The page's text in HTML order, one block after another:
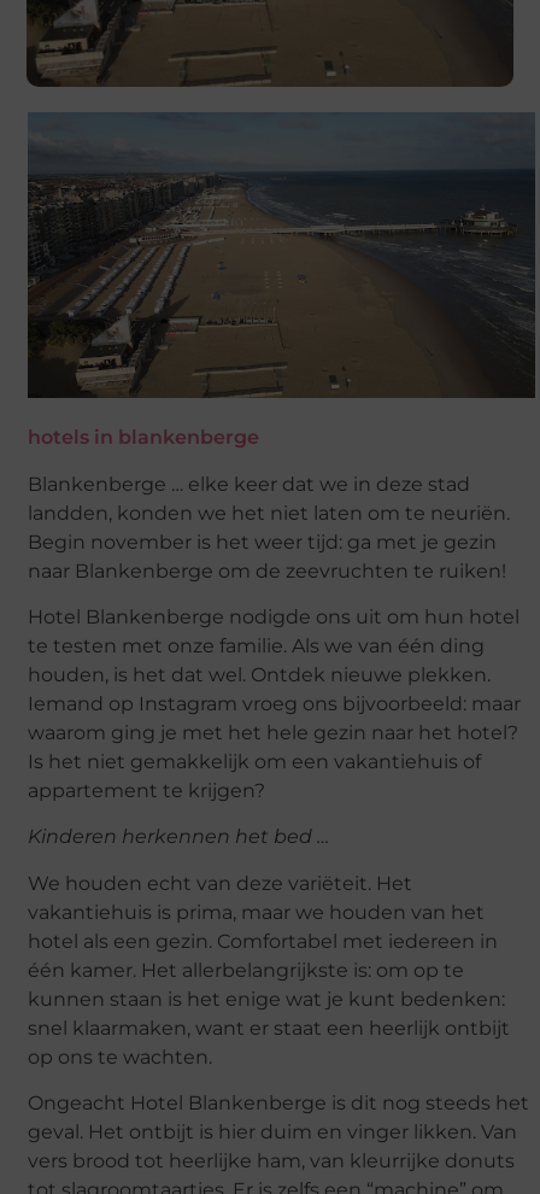
hotels in blankenberge
Blankenberge … elke keer dat we in deze stad
landden, konden we het niet laten om te neuriën.
Begin november is het weer tijd: ga met je gezin
naar Blankenberge om de zeevruchten te ruiken!
Hotel Blankenberge nodigde ons uit om hun hotel
te testen met onze familie. Als we van één ding
houden, is het dat wel. Ontdek nieuwe plekken.
Iemand op Instagram vroeg ons bijvoorbeeld: maar
waarom ging je met het hele gezin naar het hotel?
Is het niet gemakkelijk om een ​​vakantiehuis of
appartement te krijgen?
Kinderen herkennen het bed …
We houden echt van deze variëteit. Het
vakantiehuis is prima, maar we houden van het
hotel als een gezin. Comfortabel met iedereen in
één kamer. Het allerbelangrijkste is: om op te
kunnen staan ​​is het enige wat je kunt bedenken:
snel klaarmaken, want er staat een heerlijk ontbijt
op ons te wachten.
Ongeacht Hotel Blankenberge is dit nog steeds het
geval. Het ontbijt is hier duim en vinger likken. Van
vers brood tot heerlijke ham, van kleurrijke donuts